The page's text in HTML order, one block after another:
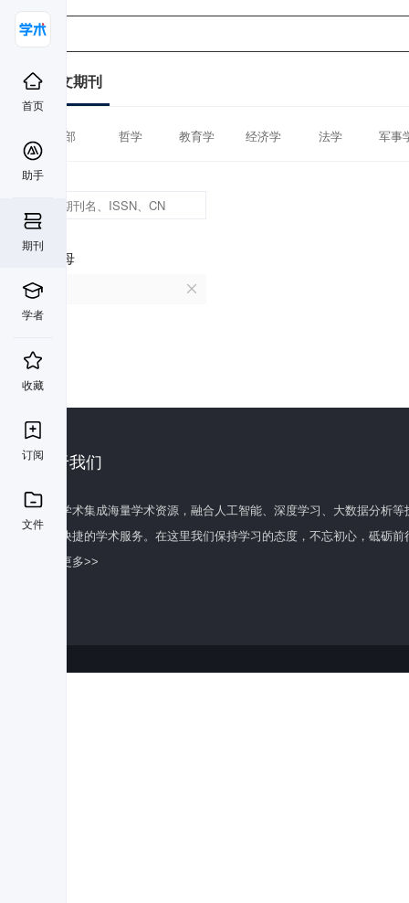
首页
助手
期刊
学者
收藏
订阅
文件
中文期刊
全部 哲学 教育学 经济学 法学 军事
首字母
C
关于我们
百度学术集成海量学术资源，融合人工智能、深度学习、大数据分析
全面快捷的学术服务。在这里我们保持学习的态度，不忘初心，砥砺前
了解更多>>